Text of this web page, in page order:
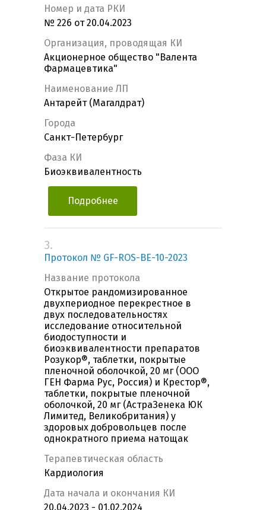
Номер и дата РКИ
№ 226 от 20.04.2023
Организация, проводящая КИ
Акционерное общество "Валента
Фармацевтика"
Наименование ЛП
Антарейт (Магалдрат)
Города
Санкт-Петербург
Фаза КИ
Биоэквивалентность
Подробнее
3.
Протокол № GF-ROS-BE-10-2023
Название протокола
Открытое рандомизированное
двухпериодное перекрестное в
двух последовательностях
исследование относительной
биодоступности и
биоэквивалентности препаратов
Розукор®, таблетки, покрытые
пленочной оболочкой, 20 мг (ООО
ГЕН Фарма Рус, Россия) и Крестор®,
таблетки, покрытые пленочной
оболочкой, 20 мг (АстраЗенека ЮК
Лимитед, Великобритания) у
здоровых добровольцев после
однократного приема натощак
Терапевтическая область
Кардиология
Дата начала и окончания КИ
20.04.2023 - 01.02.2024